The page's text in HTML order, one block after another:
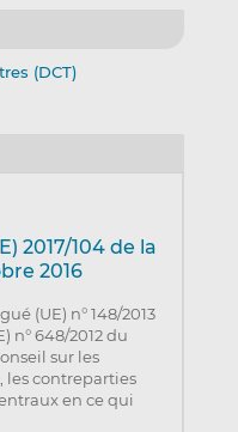
(DCT)
2017/104 de la
2016
(UE) n° 148/2013
n° 648/2012 du
sur les
les contreparties
en ce qui